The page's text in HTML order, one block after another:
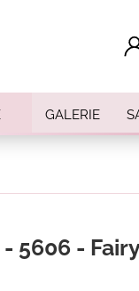
GALERIE
5606 -